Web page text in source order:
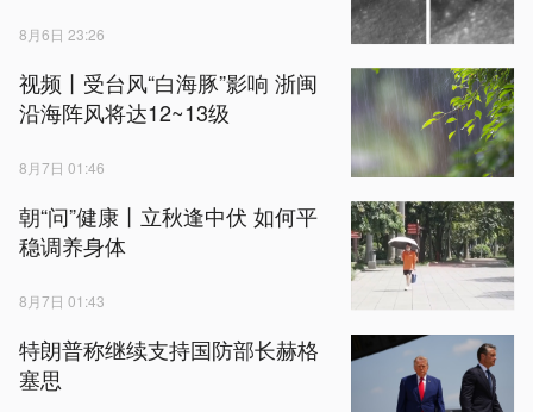
8月6日 23:26
视频丨受台风“白海豚”影响 浙闽
沿海阵风将达12~13级
8月7日 01:46
朝“问”健康丨立秋逢中伏 如何平
稳调养身体
8月7日 01:43
特朗普称继续支持国防部长赫格
塞思